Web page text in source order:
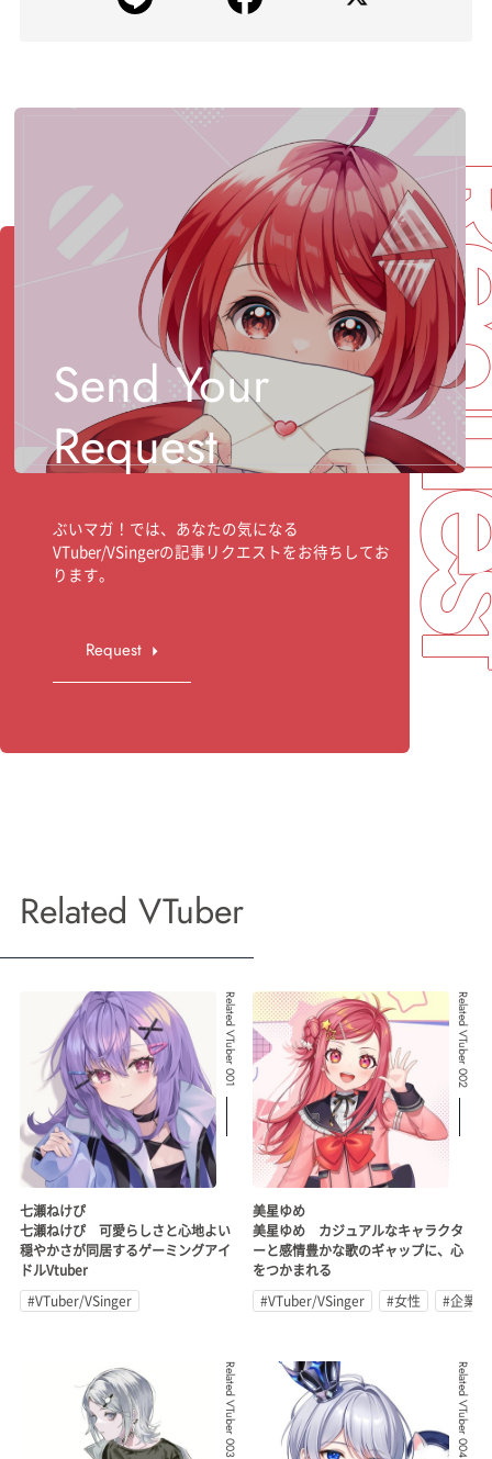
Send Your
Request
ぶいマガ！では、あなたの気になる
VTuber/VSingerの記事リクエストをお待ちしてお
ります。
Request
Related VTuber
Related VTuber 001
七瀬ねけぴ
七瀬ねけぴ 可愛らしさと心地よい
穏やかさが同居するゲーミングアイ
ドルVtuber
#VTuber/VSinger
Related VTuber 002
美星ゆめ
美星ゆめ カジュアルなキャラクタ
ーと感情豊かな歌のギャップに、心
をつかまれる
#VTuber/VSinger
#女性 #企業
Related VTuber 003 Related VTuber 004